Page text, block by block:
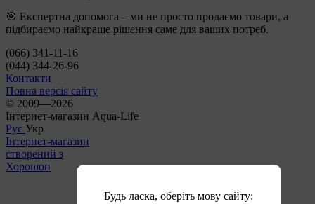
🎯 Експертна допомога – ми не просто продаємо товари, а
підбираємо найкраще рішення саме для ваших потреб.
(066) 341-11-16
(044) 344-26-96
Контакти
Повна версія сайту
© 2009—2026
Інтернет-магазин Aqua-Life
Рус Укр
Інтернет-магазин
створений з
Хорошоп
Будь ласка, оберіть мову сайту: